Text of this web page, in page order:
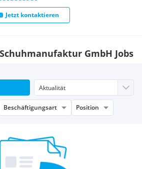
Jetzt kontaktieren
GmbH Jobs
Beschäftigungsart Position